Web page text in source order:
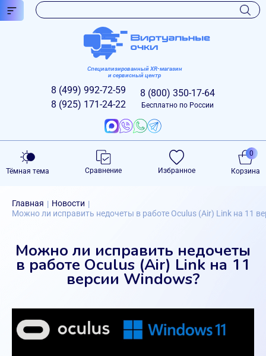
Специализированный XR-магазин
и сервисный центр
8 (499) 992-72-59
8 (925) 171-24-22
8 (800) 350-17-64
Бесплатно по России
Тёмная тема Сравнение Избранное Корзина
0
Главная | Новости |
Можно ли исправить недочеты в работе Oculus (Air) Link на 11
Можно ли исправить недочеты
в работе Oculus (Air) Link на 11
версии Windows?